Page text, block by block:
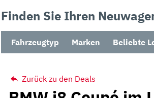
Finden Sie Ihren
Fahrzeugtyp Marken Beliebte
Zurück zu den Deals